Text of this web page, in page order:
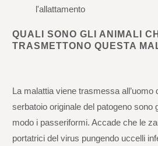
l'allattamento
QUALI SONO GLI ANIMALI
TRASMETTONO QUESTA
La malattia viene trasmessa all’uomo
serbatoio originale del patogeno sono
modo i passeriformi. Accade che le
portatrici del virus pungendo uccelli